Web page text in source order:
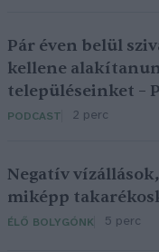
Pár éven belül
kellene
településeinket –
PODCAST 2 perc
Negatív
miképp
ÉLŐ BOLYGÓNK 5 perc